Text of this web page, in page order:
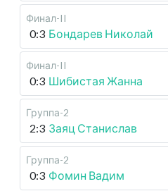
Финал-II
0:3 Бондарев Николай
Финал-II
0:3 Шибистая Жанна
Группа-2
2:3 Заяц Станислав
Группа-2
0:3 Фомин Вадим